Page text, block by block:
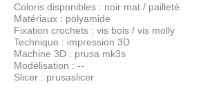
Coloris disponibles : noir mat / pailleté
Matériaux : polyamide
Fixation crochets : vis bois / vis molly
Technique : impression 3D
Machine 3D : prusa mk3s
Modélisation : --
Slicer : prusaslicer